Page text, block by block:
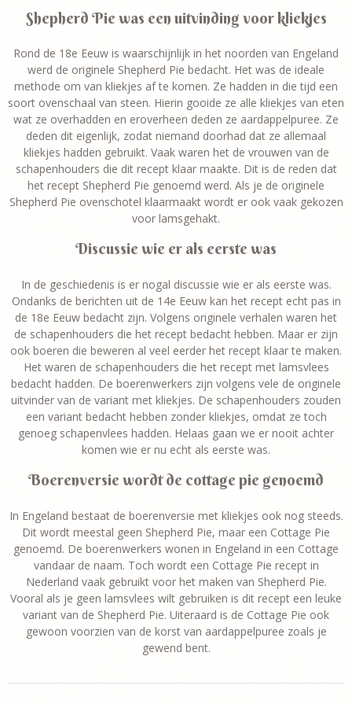
Shepherd Pie was een uitvinding voor kliekjes
Rond de 18e Eeuw is waarschijnlijk in het noorden van Engeland
werd de originele Shepherd Pie bedacht. Het was de ideale
methode om van kliekjes af te komen. Ze hadden in die tijd een
soort ovenschaal van steen. Hierin gooide ze alle kliekjes van eten
wat ze overhadden en eroverheen deden ze aardappelpuree. Ze
deden dit eigenlijk, zodat niemand doorhad dat ze allemaal
kliekjes hadden gebruikt. Vaak waren het de vrouwen van de
schapenhouders die dit recept klaar maakte. Dit is de reden dat
het recept Shepherd Pie genoemd werd. Als je de originele
Shepherd Pie ovenschotel klaarmaakt wordt er ook vaak gekozen
voor lamsgehakt.
Discussie wie er als eerste was
In de geschiedenis is er nogal discussie wie er als eerste was.
Ondanks de berichten uit de 14e Eeuw kan het recept echt pas in
de 18e Eeuw bedacht zijn. Volgens originele verhalen waren het
de schapenhouders die het recept bedacht hebben. Maar er zijn
ook boeren die beweren al veel eerder het recept klaar te maken.
Het waren de schapenhouders die het recept met lamsvlees
bedacht hadden. De boerenwerkers zijn volgens vele de originele
uitvinder van de variant met kliekjes. De schapenhouders zouden
een variant bedacht hebben zonder kliekjes, omdat ze toch
genoeg schapenvlees hadden. Helaas gaan we er nooit achter
komen wie er nu echt als eerste was.
Boerenversie wordt de cottage pie genoemd
In Engeland bestaat de boerenversie met kliekjes ook nog steeds.
Dit wordt meestal geen Shepherd Pie, maar een Cottage Pie
genoemd. De boerenwerkers wonen in Engeland in een Cottage
vandaar de naam. Toch wordt een Cottage Pie recept in
Nederland vaak gebruikt voor het maken van Shepherd Pie.
Vooral als je geen lamsvlees wilt gebruiken is dit recept een leuke
variant van de Shepherd Pie. Uiteraard is de Cottage Pie ook
gewoon voorzien van de korst van aardappelpuree zoals je
gewend bent.